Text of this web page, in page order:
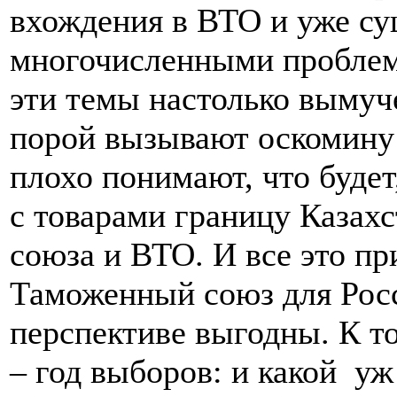
вхождения в ВТО и уже
многочисленными
эти темы настолько
порой вызывают
плохо понимают, что
с товарами границу
союза и ВТО. И все это
Таможенный союз для
перспективе выгодны. К
– год выборов: и какой